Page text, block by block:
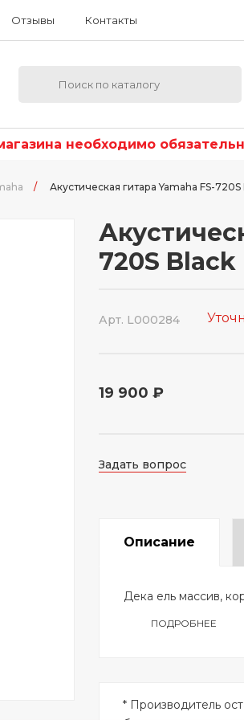
Отзывы Контакты
необходимо
/ Акустическая гитара Yamaha FS-720S
720S Black
Арт. L000284
19 900 ₽
Задать вопрос
Описание
Дека ель массив,
ПОДРОБНЕЕ
* Производитель